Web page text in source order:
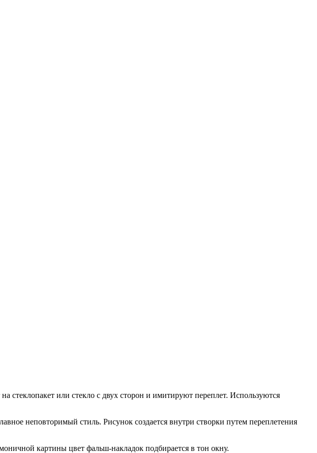
или стекло с двух сторон и имитируют переплет. Используются
неповторимый стиль. Рисунок создается внутри створки путем переплетения
картины цвет фальш-накладок подбирается в тон окну.